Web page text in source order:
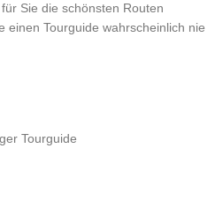
Sie die schönsten Routen
einen Tourguide wahrscheinlich nie
Tourguide